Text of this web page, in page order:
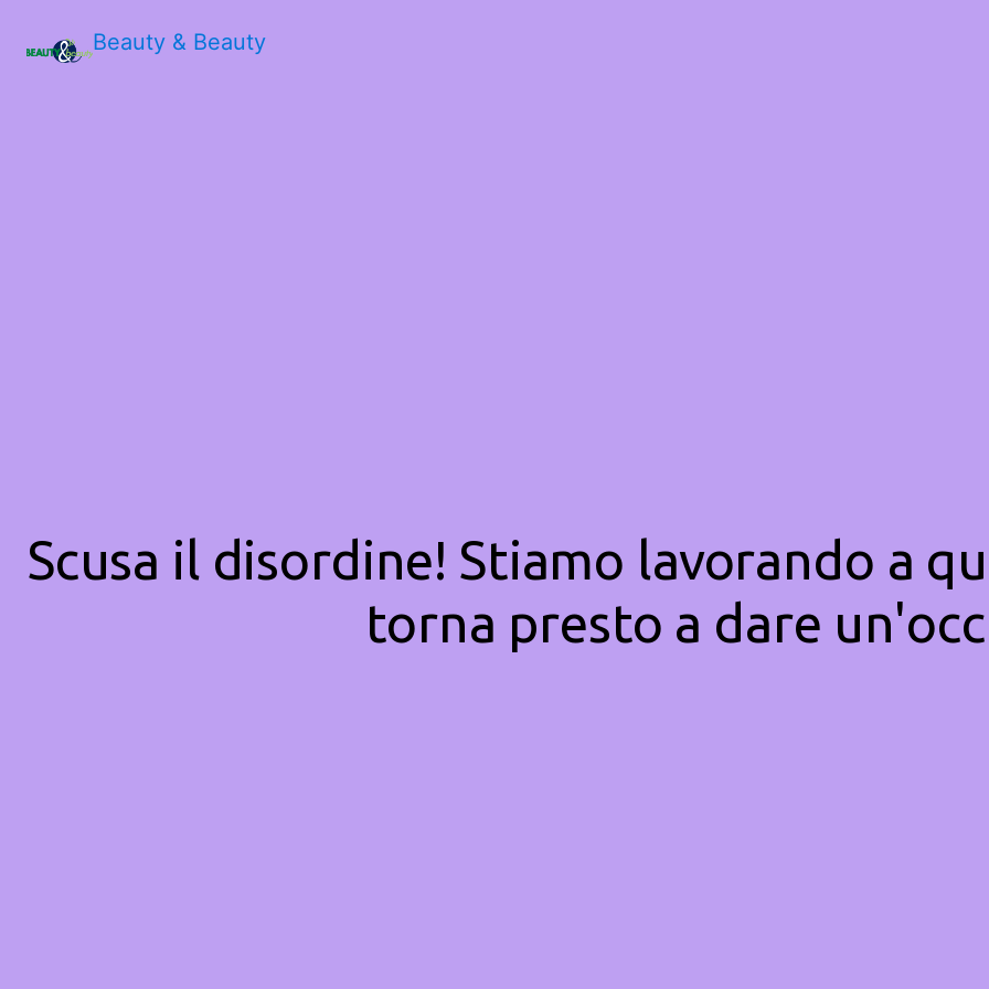
Beauty & Beauty
Scusa il disordine! Stiamo lavorando a
torna presto a dare